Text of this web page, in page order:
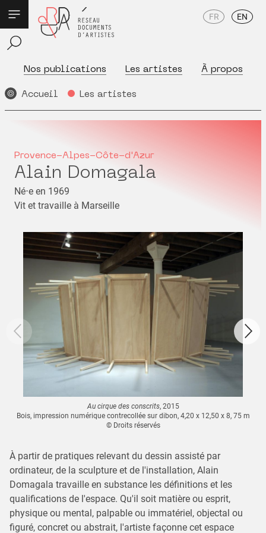
Nos publications Les artistes À propos
FR EN
Accueil Les artistes
Provence-Alpes-Côte-d'Azur
Alain Domagala
Né⋅e en 1969
Vit et travaille à Marseille
Au cirque des conscrits, 2015
Bois, impression numérique contrecollée sur dibon, 4,20 x 12,50 x 8, 75 m
© Droits réservés
À partir de pratiques relevant du dessin assisté par
ordinateur, de la sculpture et de l'installation, Alain
Domagala travaille en substance les définitions et les
qualifications de l'espace. Qu'il soit matière ou esprit,
physique ou mental, palpable ou immatériel, objectal ou
figuré, concret ou abstrait, l'artiste façonne cet espace